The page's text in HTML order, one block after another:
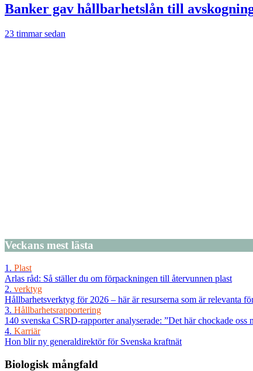
Banker gav hållbarhetslån till
23 timmar sedan
Veckans mest lästa
1. Plast
Arlas råd: Så ställer du om förpackningen till återvunnen plast
2. verktyg
Hållbarhetsverktyg för 2026 – här är resurserna som är relevanta
3. Hållbarhetsrapportering
140 svenska CSRD-rapporter analyserade: ”Det här chockade oss
4. Karriär
Hon blir ny generaldirektör för Svenska kraftnät
Biologisk mångfald